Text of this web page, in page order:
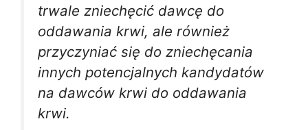
trwale zniechęcić dawcę do
oddawania krwi, ale również
przyczyniać się do zniechęcania
innych potencjalnych kandydatów
na dawców krwi do oddawania
krwi.